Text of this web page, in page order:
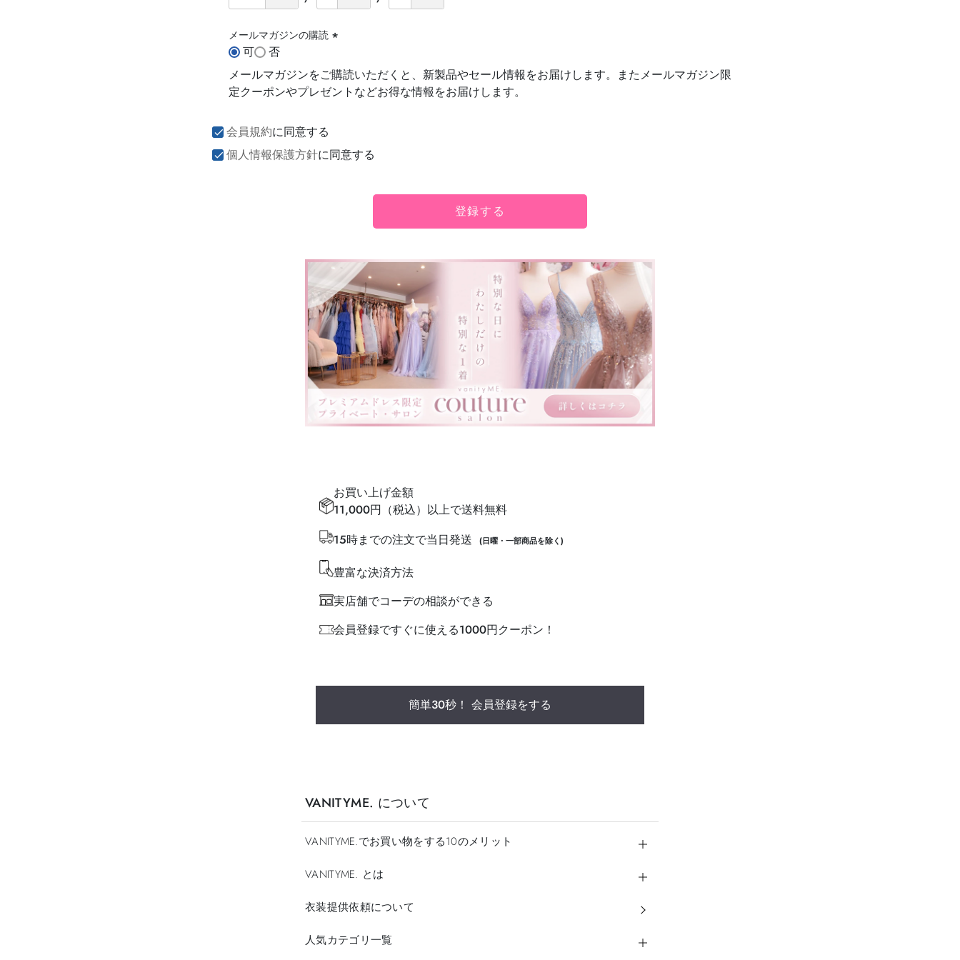
メールマガジンの購読
須)
可
否
メールマガジンをご購読いただくと、新製品やセール情報をお届けします。またメールマガジン限
定クーポンやプレゼントなどお得な情報をお届けします。
会員規約に同意する
個人情報保護方針に同意する
登録する
お買い上げ金額
11,000円（税込）以上で送料無料
15時までの注文で当日発送
(日曜・一部商品を除く)
豊富な決済方法
実店舗でコーデの相談ができる
会員登録ですぐに使える1000円クーポン！
簡単30秒！ 会員登録をする
VANITYME. について
VANITYME.でお買い物をする10のメリット
VANITYME. とは
衣装提供依頼について
人気カテゴリ一覧